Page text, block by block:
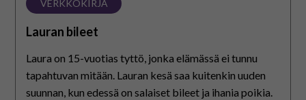
VERKKOKIRJA
Lauran bileet
Laura on 15-vuotias tyttö, jonka elämässä ei tunnu
tapahtuvan mitään. Lauran kesä saa kuitenkin uuden
suunnan, kun edessä on salaiset bileet ja ihania poikia.